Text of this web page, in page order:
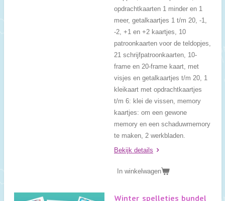
opdrachtkaarten 1 minder en 1
meer, getalkaartjes 1 t/m 20, -1,
-2, +1 en +2 kaartjes, 10
patroonkaarten voor de teldopjes,
21 schrijfpatroonkaarten, 10-
frame en 20-frame kaart, met
visjes en getalkaartjes t/m 20, 1
kleikaart met opdrachtkaartjes
t/m 6: klei de vissen, memory
kaartjes: om een gewone
memory en een schaduwmemory
te maken, 2 werkbladen.
Bekijk details
In winkelwagen
Winter spelletjes bundel